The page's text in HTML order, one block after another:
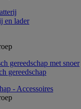
en lader
gereedschap met snoer
gereedschap
- Accessoires